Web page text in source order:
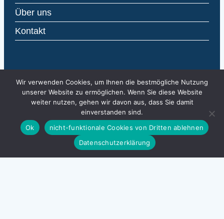
Über uns
Kontakt
Kontakt
Agentur für Internationale
Wir verwenden Cookies, um Ihnen die bestmögliche Nutzung
unserer Website zu ermöglichen. Wenn Sie diese Website
weiter nutzen, gehen wir davon aus, dass Sie damit
einverstanden sind.
Ok
nicht-funktionale Cookies von Dritten ablehnen
Datenschutzerklärung